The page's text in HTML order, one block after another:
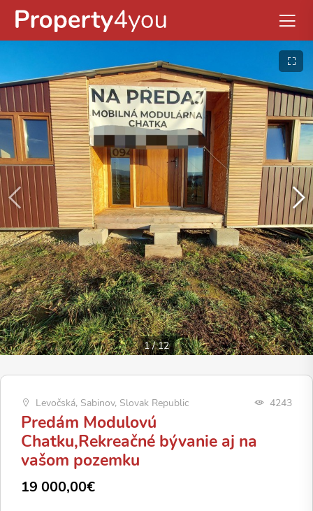
1/12
Levočská, Sabinov, Slovak Republic 4243
Predám Modulovú
Chatku,Rekreačné bývanie aj na
vašom pozemku
19 000,00€